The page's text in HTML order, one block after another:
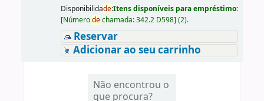
Disponibilidade:Itens disponíveis para empréstimo:
[Númerodechamada:342.2 D598] (2).
Reservar
Adicionar ao seu carrinho
Não encontrou o
que procura?